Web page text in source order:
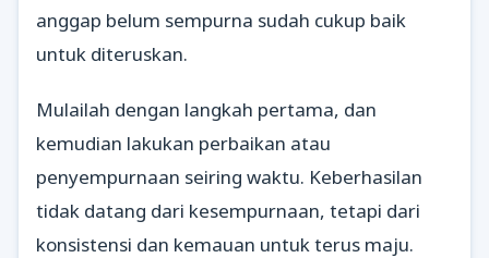
anggap belum sempurna sudah cukup baik
untuk diteruskan.
Mulailah dengan langkah pertama, dan
kemudian lakukan perbaikan atau
penyempurnaan seiring waktu. Keberhasilan
tidak datang dari kesempurnaan, tetapi dari
konsistensi dan kemauan untuk terus maju.